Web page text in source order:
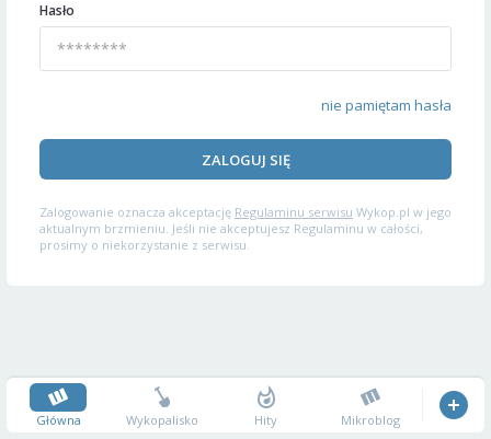
Hasło
nie pamiętam hasła
ZALOGUJ SIĘ
Zalogowanie oznacza akceptację Regulaminu serwisu Wykop.pl w jego
aktualnym brzmieniu. Jeśli nie akceptujesz Regulaminu w całości,
prosimy o niekorzystanie z serwisu.
Główna Wykopalisko Hity Mikroblog